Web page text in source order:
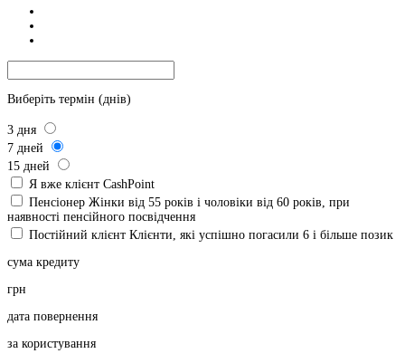
Виберіть термін (днів)
3 дня
7 дней
15 дней
Я вже клієнт CashPoint
Пенсіонер Жінки від 55 років і чоловіки від 60 років, при
наявності пенсійного посвідчення
Постійний клієнт Клієнти, які успішно погасили 6 і більше позик
сума кредиту
грн
дата повернення
за користування